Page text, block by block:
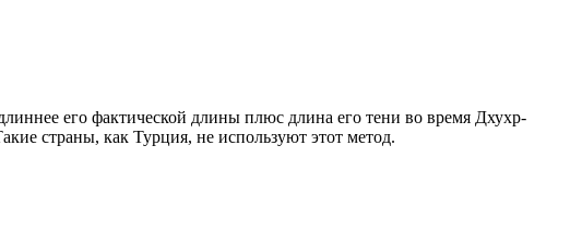
его фактической длины плюс длина его тени во время Дхухр-
страны, как Турция, не используют этот метод.